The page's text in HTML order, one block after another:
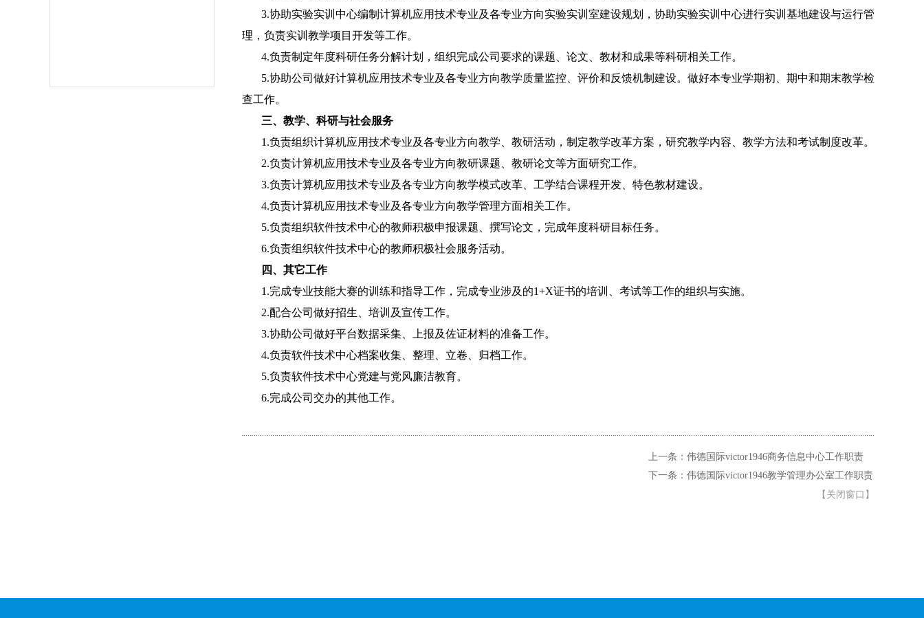
3.协助实验实训中心编制计算机应用技术专业及各专业方向实验实训室建设规划，协助实验实训中心进行实训基地建设与运行管
理，负责实训教学项目开发等工作。
4.负责制定年度科研任务分解计划，组织完成公司要求的课题、论文、教材和成果等科研相关工作。
5.协助公司做好计算机应用技术专业及各专业方向教学质量监控、评价和反馈机制建设。做好本专业学期初、期中和期末教学检
查工作。
三、教学、科研与社会服务
1.负责组织计算机应用技术专业及各专业方向教学、教研活动，制定教学改革方案，研究教学内容、教学方法和考试制度改革。
2.负责计算机应用技术专业及各专业方向教研课题、教研论文等方面研究工作。
3.负责计算机应用技术专业及各专业方向教学模式改革、工学结合课程开发、特色教材建设。
4.负责计算机应用技术专业及各专业方向教学管理方面相关工作。
5.负责组织软件技术中心的教师积极申报课题、撰写论文，完成年度科研目标任务。
6.负责组织软件技术中心的教师积极社会服务活动。
四、其它工作
1.完成专业技能大赛的训练和指导工作，完成专业涉及的1+X证书的培训、考试等工作的组织与实施。
2.配合公司做好招生、培训及宣传工作。
3.协助公司做好平台数据采集、上报及佐证材料的准备工作。
4.负责软件技术中心档案收集、整理、立卷、归档工作。
5.负责软件技术中心党建与党风廉洁教育。
6.完成公司交办的其他工作。
上一条：伟德国际victor1946商务信息中心工作职责
下一条：伟德国际victor1946教学管理办公室工作职责
【 关闭窗口 】